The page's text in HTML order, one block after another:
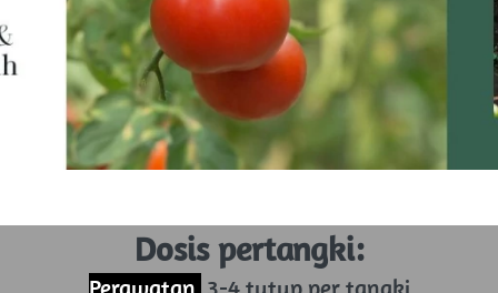
Dosis pertangki: